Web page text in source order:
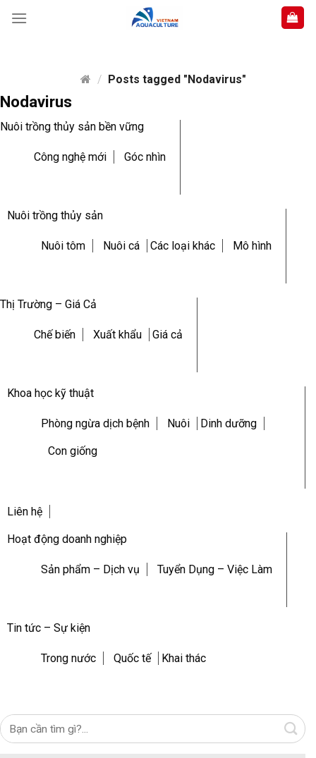
/ Posts tagged "Nodavirus"
Nodavirus
Nuôi trồng thủy sản bền vững
Công nghệ mới Góc nhìn
Nuôi trồng thủy sản
Nuôi tôm Nuôi cá Các loại khác Mô hình
Thị Trường – Giá Cả
Chế biến Xuất khẩu Giá cả
Khoa học kỹ thuật
Phòng ngừa dịch bệnh Nuôi Dinh dưỡng
Con giống
Liên hệ
Hoạt động doanh nghiệp
Sản phẩm – Dịch vụ Tuyển Dụng – Việc Làm
Tin tức – Sự kiện
Trong nước Quốc tế Khai thác